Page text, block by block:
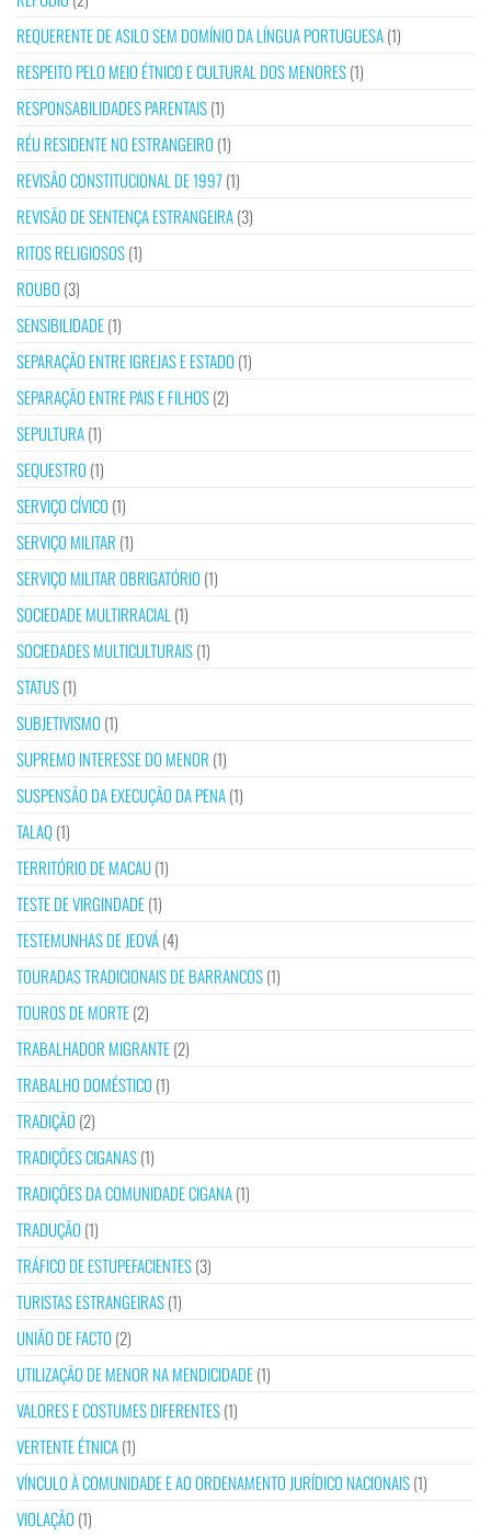
REQUERENTE DE ASILO SEM DOMÍNIO DA LÍNGUA PORTUGUESA(1)
RESPEITO PELO MEIO ÉTNICO E CULTURAL DOS MENORES(1)
RESPONSABILIDADES PARENTAIS(1)
RÉU RESIDENTE NO ESTRANGEIRO (1)
REVISÃO CONSTITUCIONAL DE 1997 (1)
REVISÃO DE SENTENÇA ESTRANGEIRA(3)
RITOS RELIGIOSOS(1)
ROUBO (3)
SENSIBILIDADE(1)
SEPARAÇÃO ENTRE IGREJAS E ESTADO (1)
SEPARAÇÃO ENTRE PAIS E FILHOS(2)
SEPULTURA(1)
SEQUESTRO (1)
SERVIÇO CÍVICO (1)
SERVIÇO MILITAR (1)
SERVIÇO MILITAR OBRIGATÓRIO (1)
SOCIEDADE MULTIRRACIAL (1)
SOCIEDADES MULTICULTURAIS(1)
STATUS(1)
SUBJETIVISMO (1)
SUPREMO INTERESSE DO MENOR (1)
SUSPENSÃO DA EXECUÇÃO DA PENA(1)
TALAQ(1)
TERRITÓRIO DE MACAU(1)
TESTE DE VIRGINDADE(1)
TESTEMUNHAS DE JEOVÁ(4)
TOURADAS TRADICIONAIS DE BARRANCOS(1)
TOUROS DE MORTE(2)
TRABALHADOR MIGRANTE(2)
TRABALHO DOMÉSTICO (1)
TRADIÇÃO (2)
TRADIÇÕES CIGANAS(1)
TRADIÇÕES DA COMUNIDADE CIGANA(1)
TRADUÇÃO (1)
TRÁFICO DE ESTUPEFACIENTES(3)
TURISTAS ESTRANGEIRAS(1)
UNIÃO DE FACTO (2)
UTILIZAÇÃO DE MENOR NA MENDICIDADE(1)
VALORES E COSTUMES DIFERENTES(1)
VERTENTE ÉTNICA(1)
VÍNCULO À COMUNIDADE E AO ORDENAMENTO JURÍDICO NACIONAIS(1)
VIOLAÇÃO (1)